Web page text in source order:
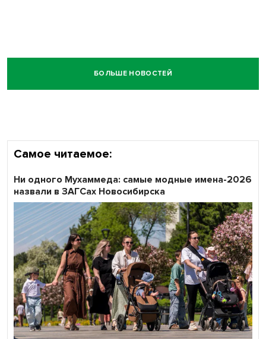
БОЛЬШЕ НОВОСТЕЙ
Самое читаемое:
Ни одного Мухаммеда: самые модные имена-2026
назвали в ЗАГСах Новосибирска